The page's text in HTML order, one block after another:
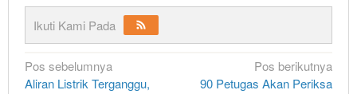
Ikuti Kami Pada
Navigasi
Pos sebelumnya
Aliran Listrik Terganggu,
Pos berikutnya
90 Petugas Akan Periksa